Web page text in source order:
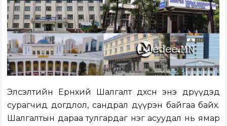
Элсэлтийн Ерөнхий Шалгалт дөхсөн энэ өдрүүдэд
сурагчид догдлол, сандрал дүүрэн байгаа байх.
Шалгалтын дараа тулгардаг нэг асуудал нь ямар